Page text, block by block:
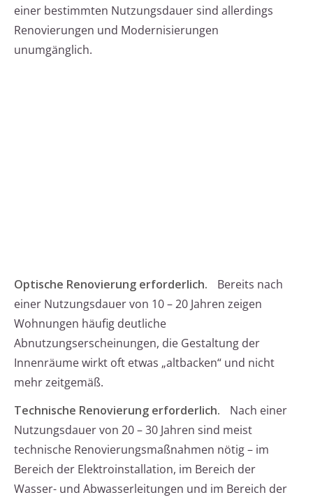
einer bestimmten Nutzungsdauer sind allerdings
Renovierungen und Modernisierungen
unumgänglich.
Optische Renovierung erforderlich.
Bereits nach
einer Nutzungsdauer von 10 – 20 Jahren zeigen
Wohnungen häufig deutliche
Abnutzungserscheinungen, die Gestaltung der
Innenräume wirkt oft etwas „altbacken“ und nicht
mehr zeitgemäß.
Technische Renovierung erforderlich.
Nach einer
Nutzungsdauer von 20 – 30 Jahren sind meist
technische Renovierungsmaßnahmen nötig – im
Bereich der Elektroinstallation, im Bereich der
Wasser- und Abwasserleitungen und im Bereich der